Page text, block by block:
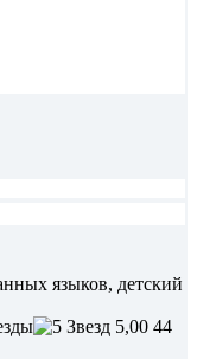
языков, детский
5,00 44